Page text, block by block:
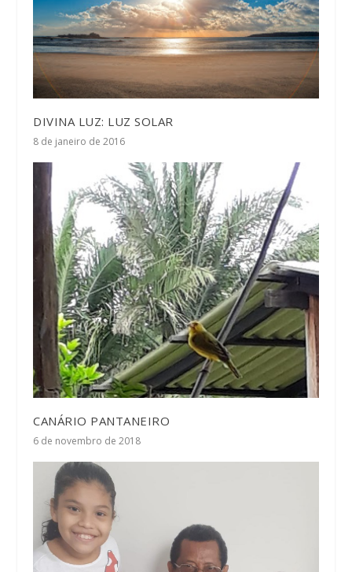
DIVINA LUZ: LUZ SOLAR
8 de janeiro de 2016
CANÁRIO PANTANEIRO
6 de novembro de 2018